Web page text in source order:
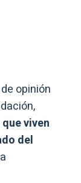
opinión
viven
del